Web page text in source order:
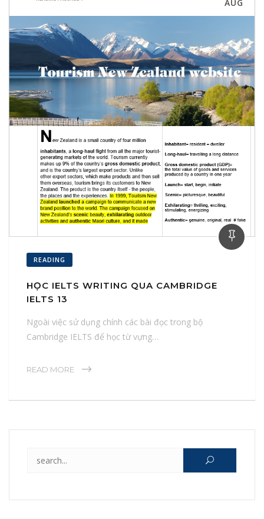
AUG
READING
HỌC IELTS WRITING QUA CAMBRIDGE
IELTS 13
Ngoài việc sử dụng chính các bài đọc trong bộ
Cambridge IELTS để học từ vựng…
READ MORE